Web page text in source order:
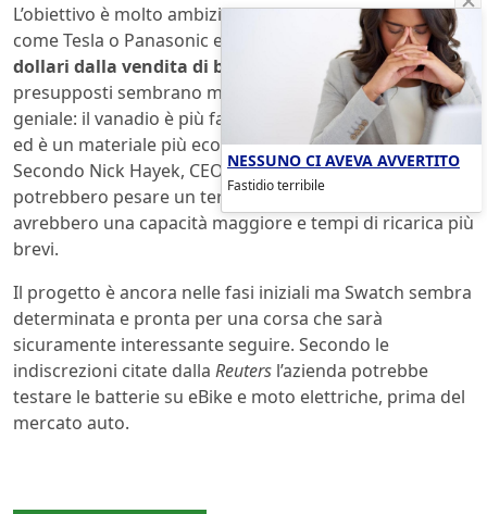
L’obiettivo è molto ambizioso, competere con giganti
come Tesla o Panasonic e ricavare
10-15 miliardi di
dollari dalla vendita di batterie entro il 2020, ma i
presupposti sembrano molto interessanti e l’intuizione
geniale: il vanadio è più facilmente reperibile in natura
ed è un materiale più economico rispetto al litio.
Secondo Nick Hayek, CEO di Swatch, le batterie
potrebbero pesare un terzo di quelle attuali ma
avrebbero una capacità maggiore e tempi di ricarica più
brevi.
Il progetto è ancora nelle fasi iniziali ma Swatch sembra
determinata e pronta per una corsa che sarà
sicuramente interessante seguire. Secondo le
indiscrezioni citate dalla Reuters l’azienda potrebbe
testare le batterie su eBike e moto elettriche, prima del
mercato auto.
NESSUNO CI AVEVA AVVERTITO
Fastidio terribile